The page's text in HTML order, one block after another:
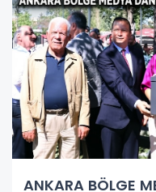
ANKARA BÖLGE